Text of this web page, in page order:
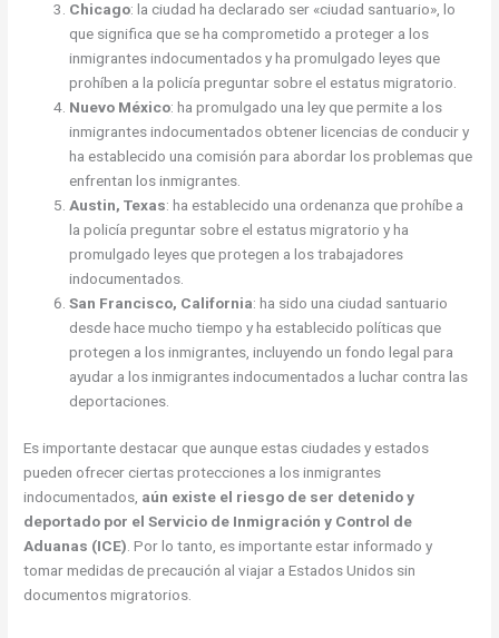
Chicago: la ciudad ha declarado ser «ciudad santuario», lo
que significa que se ha comprometido a proteger a los
inmigrantes indocumentados y ha promulgado leyes que
prohíben a la policía preguntar sobre el estatus migratorio.
Nuevo México: ha promulgado una ley que permite a los
inmigrantes indocumentados obtener licencias de conducir y
ha establecido una comisión para abordar los problemas que
enfrentan los inmigrantes.
Austin, Texas: ha establecido una ordenanza que prohíbe a
la policía preguntar sobre el estatus migratorio y ha
promulgado leyes que protegen a los trabajadores
indocumentados.
San Francisco, California: ha sido una ciudad santuario
desde hace mucho tiempo y ha establecido políticas que
protegen a los inmigrantes, incluyendo un fondo legal para
ayudar a los inmigrantes indocumentados a luchar contra las
deportaciones.
Es importante destacar que aunque estas ciudades y estados
pueden ofrecer ciertas protecciones a los inmigrantes
indocumentados, aún existe el riesgo de ser detenido y
deportado por el Servicio de Inmigración y Control de
Aduanas (ICE). Por lo tanto, es importante estar informado y
tomar medidas de precaución al viajar a Estados Unidos sin
documentos migratorios.